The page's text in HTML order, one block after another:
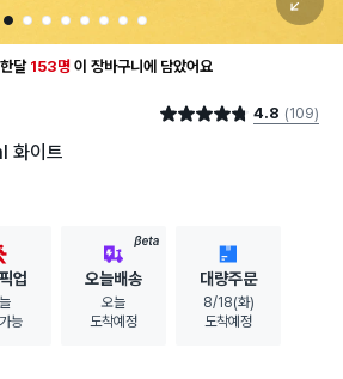
1 2 3 4 5 6 7 8
확대 보기
달 153명 이 장바구니에 담았어요
장바구니에 담았어요
별점 4.8점 4.8 (109)
화이트
업
능
BETA
오늘배송
오늘
도착예정
대량주문
8/18(화)
도착예정